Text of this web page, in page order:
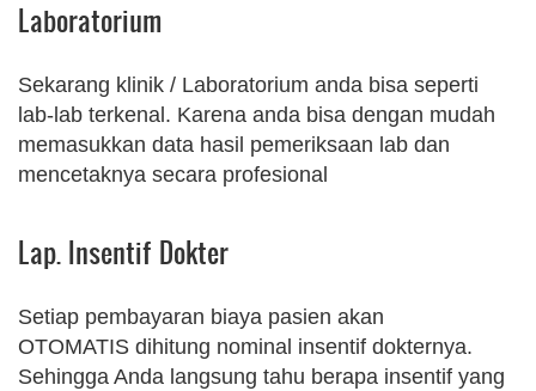
Laboratorium
Sekarang klinik / Laboratorium anda bisa seperti
lab-lab terkenal. Karena anda bisa dengan mudah
memasukkan data hasil pemeriksaan lab dan
mencetaknya secara profesional
Lap. Insentif Dokter
Setiap pembayaran biaya pasien akan
OTOMATIS dihitung nominal insentif dokternya.
Sehingga Anda langsung tahu berapa insentif yang